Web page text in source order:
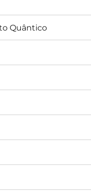
Quântico